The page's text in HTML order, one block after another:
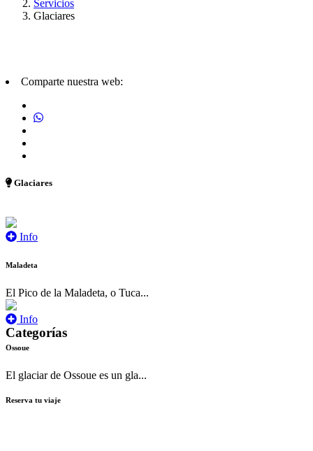
Servicios
Glaciares
Comparte nuestra web:
Glaciares
Info
Maladeta
El Pico de la Maladeta, o Tuca...
Info
Ossoue
El glaciar de Ossoue es un gla...
Categorías
Reserva tu viaje